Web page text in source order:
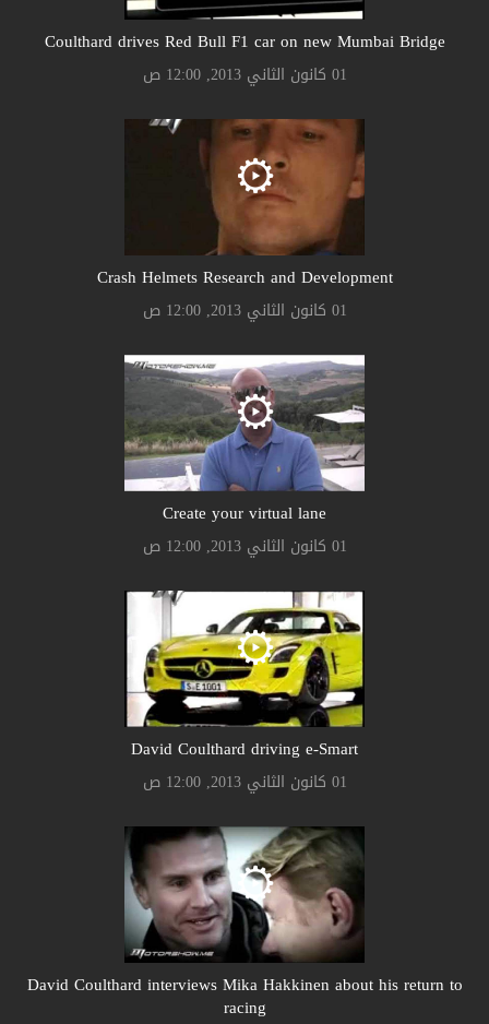
Coulthard drives Red Bull F1 car on new Mumbai Bridge
01 كانون الثاني 2013, 12:00 ص
Crash Helmets Research and Development
01 كانون الثاني 2013, 12:00 ص
Create your virtual lane
01 كانون الثاني 2013, 12:00 ص
David Coulthard driving e-Smart
01 كانون الثاني 2013, 12:00 ص
David Coulthard interviews Mika Hakkinen about his return to
racing